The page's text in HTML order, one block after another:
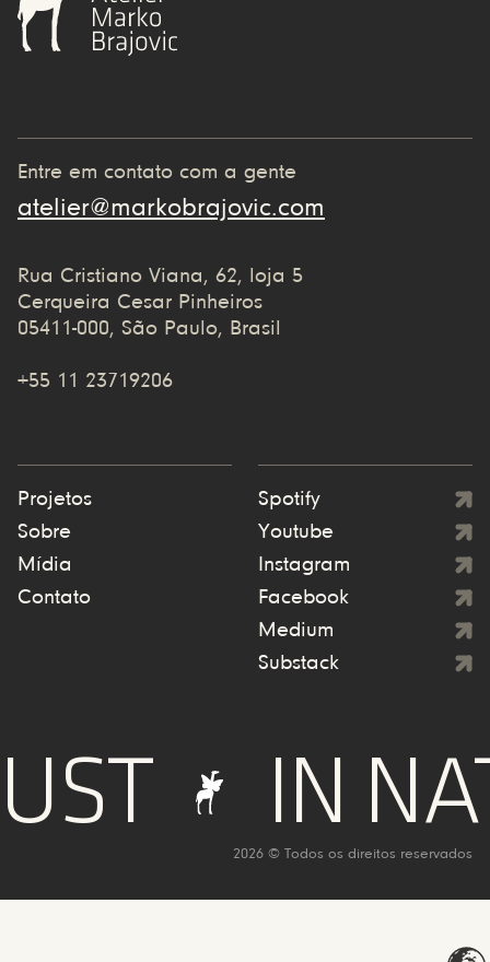
Entre em contato com a gente
atelier@markobrajovic.com
Rua Cristiano Viana, 62, loja 5
Cerqueira Cesar Pinheiros
05411-000, São Paulo, Brasil
+55 11 23719206
Projetos
Sobre
Mídia
Contato
Spotify
Youtube
Instagram
Facebook
Medium
Substack
IN
2026 © Todos os direitos reservados